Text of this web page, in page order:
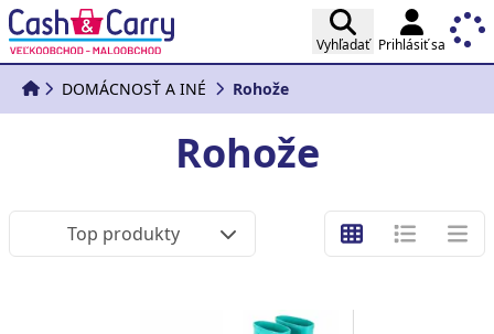
Vyhľadať Prihlásiť sa
DOMÁCNOSŤ A INÉ Rohože
Rohože
Top produkty